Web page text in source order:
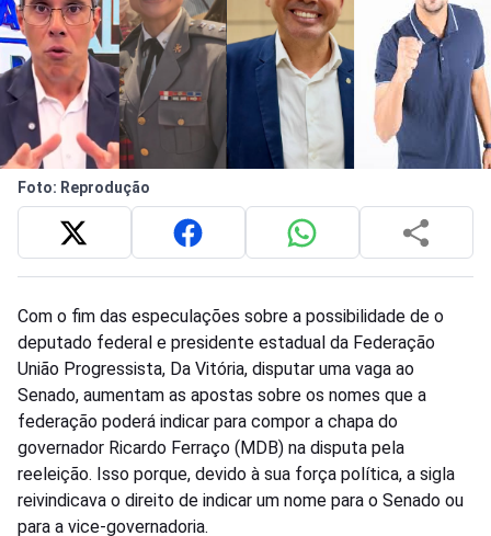
Foto: Reprodução
Com o fim das especulações sobre a possibilidade de o
deputado federal e presidente estadual da Federação
União Progressista, Da Vitória, disputar uma vaga ao
Senado, aumentam as apostas sobre os nomes que a
federação poderá indicar para compor a chapa do
governador Ricardo Ferraço (MDB) na disputa pela
reeleição. Isso porque, devido à sua força política, a sigla
reivindicava o direito de indicar um nome para o Senado ou
para a vice-governadoria.